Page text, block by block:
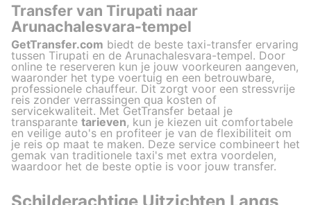
Transfer van Tirupati naar
Arunachalesvara-tempel
GetTransfer.com biedt de beste taxi-transfer ervaring
tussen Tirupati en de Arunachalesvara-tempel. Door
online te reserveren kun je jouw voorkeuren aangeven,
waaronder het type voertuig en een betrouwbare,
professionele chauffeur. Dit zorgt voor een stressvrije
reis zonder verrassingen qua kosten of
servicekwaliteit. Met GetTransfer betaal je
transparante tarieven, kun je kiezen uit comfortabele
en veilige auto's en profiteer je van de flexibiliteit om
je reis op maat te maken. Deze service combineert het
gemak van traditionele taxi's met extra voordelen,
waardoor het de beste optie is voor jouw transfer.